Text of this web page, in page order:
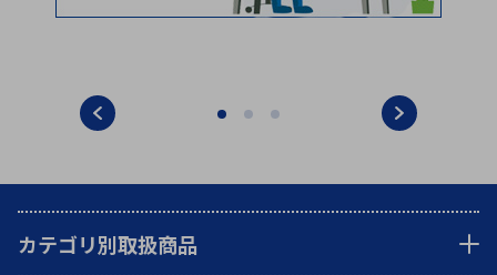
カテゴリ別取扱商品